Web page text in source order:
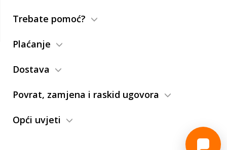
Trebate pomoć?
Plaćanje
Dostava
Povrat, zamjena i raskid ugovora
Opći uvjeti